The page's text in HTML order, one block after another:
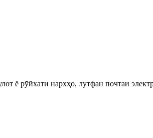
ё рӯйхати нархҳо, лутфан почтаи